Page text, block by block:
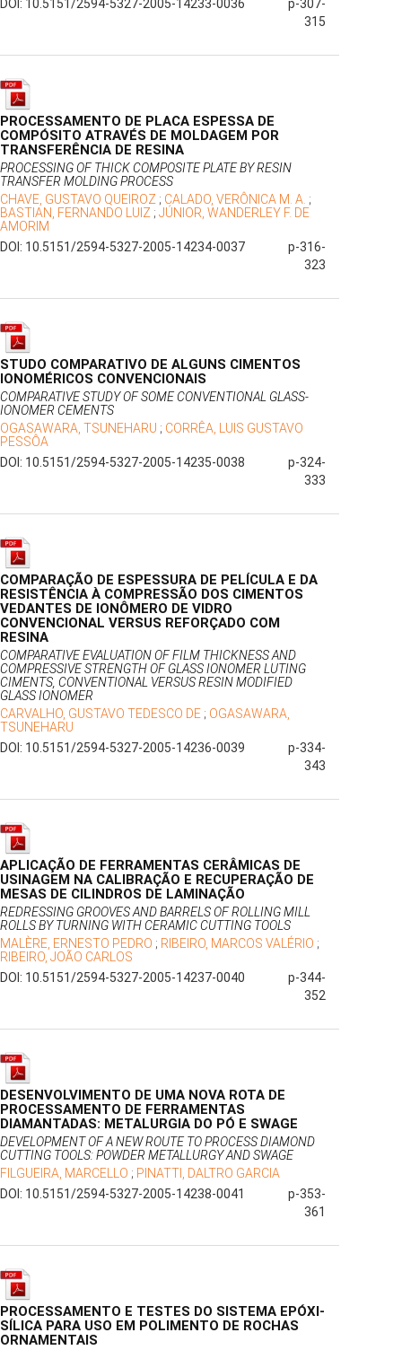
DOI: 10.5151/2594-5327-2005-14233-0036
p-307-
315
PROCESSAMENTO DE PLACA ESPESSA DE
COMPÓSITO ATRAVÉS DE MOLDAGEM POR
TRANSFERÊNCIA DE RESINA
PROCESSING OF THICK COMPOSITE PLATE BY RESIN
TRANSFER MOLDING PROCESS
CHAVE, GUSTAVO QUEIROZ ; CALADO, VERÔNICA M. A. ;
BASTIAN, FERNANDO LUIZ ; JÚNIOR, WANDERLEY F. DE
AMORIM
DOI: 10.5151/2594-5327-2005-14234-0037
p-316-
323
STUDO COMPARATIVO DE ALGUNS CIMENTOS
IONOMÉRICOS CONVENCIONAIS
COMPARATIVE STUDY OF SOME CONVENTIONAL GLASS-
IONOMER CEMENTS
OGASAWARA, TSUNEHARU ; CORRÊA, LUIS GUSTAVO
PESSÔA
DOI: 10.5151/2594-5327-2005-14235-0038
p-324-
333
COMPARAÇÃO DE ESPESSURA DE PELÍCULA E DA
RESISTÊNCIA À COMPRESSÃO DOS CIMENTOS
VEDANTES DE IONÔMERO DE VIDRO
CONVENCIONAL VERSUS REFORÇADO COM
RESINA
COMPARATIVE EVALUATION OF FILM THICKNESS AND
COMPRESSIVE STRENGTH OF GLASS IONOMER LUTING
CIMENTS, CONVENTIONAL VERSUS RESIN MODIFIED
GLASS IONOMER
CARVALHO, GUSTAVO TEDESCO DE ; OGASAWARA,
TSUNEHARU
DOI: 10.5151/2594-5327-2005-14236-0039
p-334-
343
APLICAÇÃO DE FERRAMENTAS CERÂMICAS DE
USINAGEM NA CALIBRAÇÃO E RECUPERAÇÃO DE
MESAS DE CILINDROS DE LAMINAÇÃO
REDRESSING GROOVES AND BARRELS OF ROLLING MILL
ROLLS BY TURNING WITH CERAMIC CUTTING TOOLS
MALÈRE, ERNESTO PEDRO ; RIBEIRO, MARCOS VALÉRIO ;
RIBEIRO, JOÃO CARLOS
DOI: 10.5151/2594-5327-2005-14237-0040
p-344-
352
DESENVOLVIMENTO DE UMA NOVA ROTA DE
PROCESSAMENTO DE FERRAMENTAS
DIAMANTADAS: METALURGIA DO PÓ E SWAGE
DEVELOPMENT OF A NEW ROUTE TO PROCESS DIAMOND
CUTTING TOOLS: POWDER METALLURGY AND SWAGE
FILGUEIRA, MARCELLO ; PINATTI, DALTRO GARCIA
DOI: 10.5151/2594-5327-2005-14238-0041
p-353-
361
PROCESSAMENTO E TESTES DO SISTEMA EPÓXI-
SÍLICA PARA USO EM POLIMENTO DE ROCHAS
ORNAMENTAIS